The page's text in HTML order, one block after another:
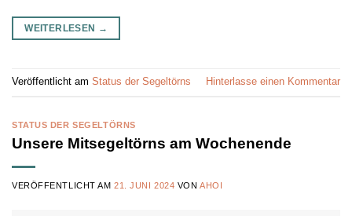
WEITERLESEN →
Veröffentlicht am Status der Segeltörns Hinterlasse einen Kommentar
STATUS DER SEGELTÖRNS
Unsere Mitsegeltörns am Wochenende
VERÖFFENTLICHT AM21. JUNI 2024 VONAHOI